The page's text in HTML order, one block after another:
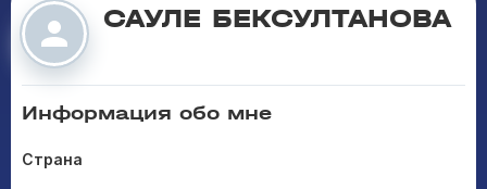
САУЛЕ БЕКСУЛТАНОВА
Информация обо мне
Страна